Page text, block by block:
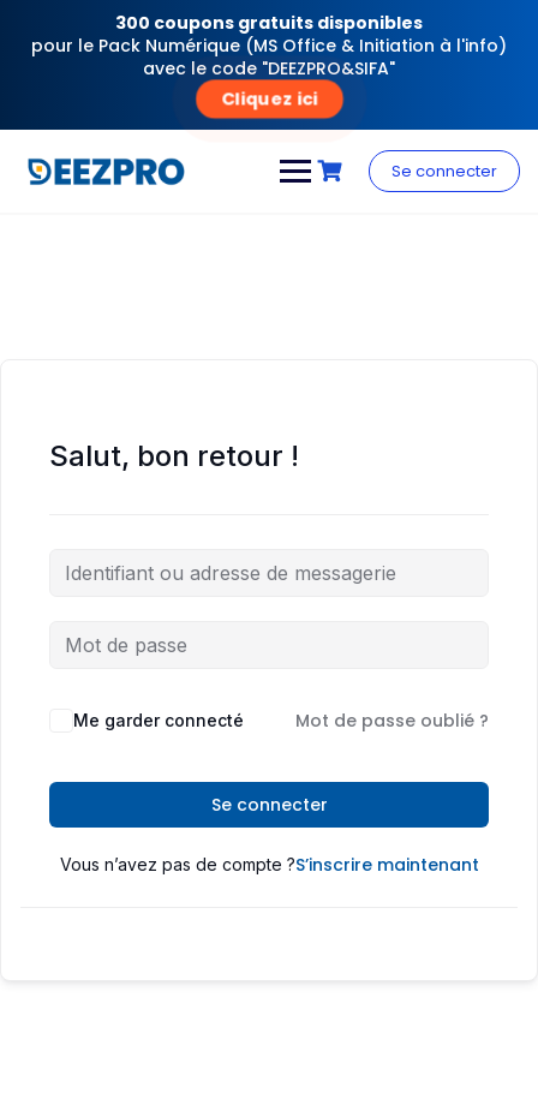
300 coupons gratuits disponibles
pour le Pack Numérique (MS Office & Initiation à l'info)
avec le code "DEEZPRO&SIFA"
Cliquez ici
content
Se connecter
Salut, bon retour !
Me garder connecté Mot de passe oublié ?
Se connecter
Vous n’avez pas de compte ?S’inscrire maintenant